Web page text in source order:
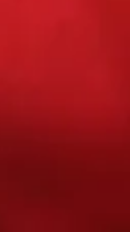
1116670009796